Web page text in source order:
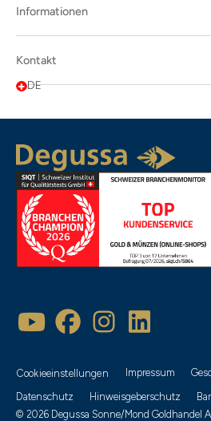
Neueste
Preis aufsteigend
Informationen
Kontakt
DE
Cookieeinstellungen Impressum
Datenschutz
Hinweisgeberschutz
© 2026 Degussa Sonne/Mond Goldhandel